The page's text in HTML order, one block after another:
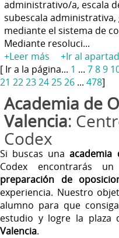
administrativo/a, escala
subescala administrativa,
mediante el sistema de
Mediante resoluci...
+Leer más
+Ir al
[ Ir a la página... 1 ... 789
21 2223242526 ... 478]
Academia de
Valencia:
Codex
Si buscas unaacademia
Codex encontrarás
preparación de
experiencia. Nuestro
alumno para que
estudio y logre la plaza
Valencia.